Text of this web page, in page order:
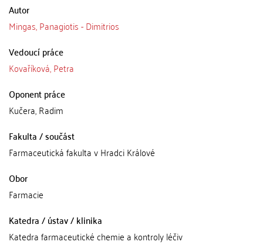
Autor
Mingas, Panagiotis - Dimitrios
Vedoucí práce
Kovaříková, Petra
Oponent práce
Kučera, Radim
Fakulta / součást
Farmaceutická fakulta v Hradci Králové
Obor
Farmacie
Katedra / ústav / klinika
Katedra farmaceutické chemie a kontroly léčiv